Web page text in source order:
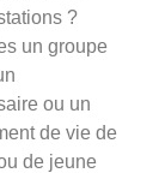
?
un groupe
ou un
de vie de
de jeune